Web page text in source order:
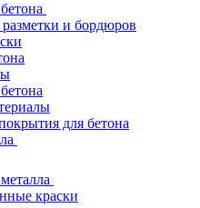
и бордюров
для бетона
краски